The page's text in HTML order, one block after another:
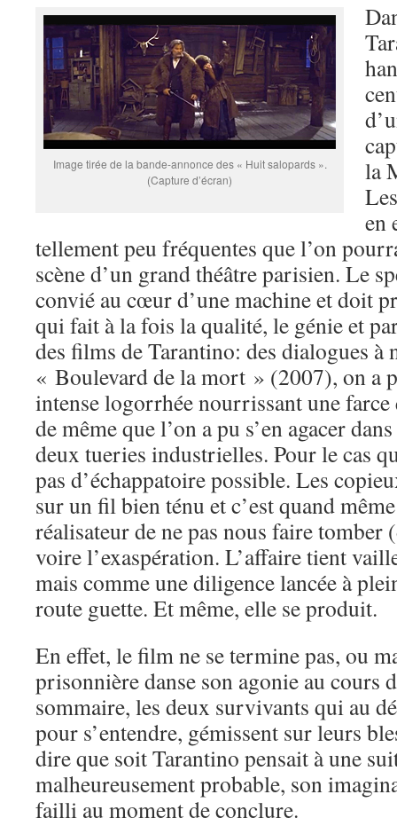
Image tirée de la bande-annonce des « Huit salopards ».
(Capture d’écran)
la
en
tellement peu fréquentes que l’on
scène d’un grand théâtre parisien. Le
convié au cœur d’une machine et doit
qui fait à la fois la qualité, le génie et
des films de Tarantino: des dialogues à
« Boulevard de la mort » (2007), on a
intense logorrhée nourrissant une farce
de même que l’on a pu s’en agacer
deux tueries industrielles. Pour le cas
pas d’échappatoire possible. Les
sur un fil bien ténu et c’est quand
réalisateur de ne pas nous faire
voire l’exaspération. L’affaire tient
mais comme une diligence lancée à
route guette. Et même, elle se produit.
En effet, le film ne se termine pas, ou
prisonnière danse son agonie au cours
sommaire, les deux survivants qui au
pour s’entendre, gémissent sur leurs
dire que soit Tarantino pensait à une
malheureusement probable, son
failli au moment de conclure.